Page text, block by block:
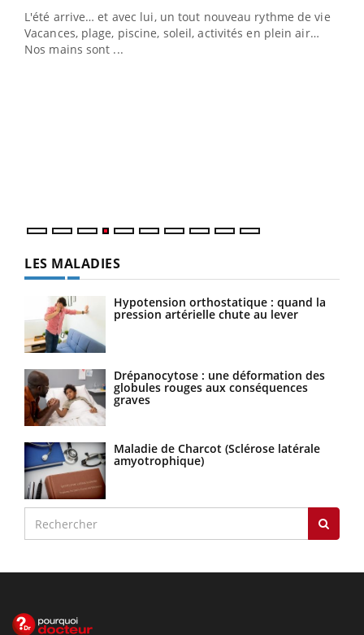
L'été arrive… et avec lui, un tout nouveau rythme de vie !
Vacances, plage, piscine, soleil, activités en plein air…
Nos mains sont ...
LES MALADIES
Hypotension orthostatique : quand la
pression artérielle chute au lever
Drépanocytose : une déformation des
globules rouges aux conséquences
graves
Maladie de Charcot (Sclérose latérale
amyotrophique)